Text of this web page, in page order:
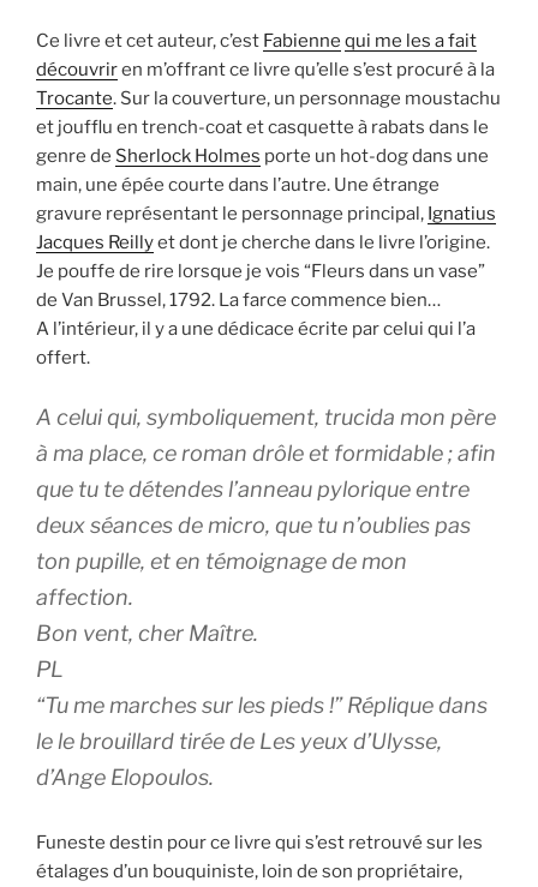
Ce livre et cet auteur, c’est Fabienne qui me les a fait
découvriren m’offrant ce livre qu’elle s’est procuré à la
Trocante. Sur la couverture, un personnage moustachu
et joufflu en trench-coat et casquette à rabats dans le
genre de Sherlock Holmes porte un hot-dog dans une
main, une épée courte dans l’autre. Une étrange
gravure représentant le personnage principal, Ignatius
Jacques Reillyet dont je cherche dans le livre l’origine.
Je pouffe de rire lorsque je vois “Fleurs dans un vase”
de Van Brussel, 1792. La farce commence bien…
A l’intérieur, il y a une dédicace écrite par celui qui l’a
offert.
A celui qui, symboliquement, trucida mon père
à ma place, ce roman drôle et formidable ; afin
que tu te détendes l’anneau pylorique entre
deux séances de micro, que tu n’oublies pas
ton pupille, et en témoignage de mon
affection.
Bon vent, cher Maître.
PL
“Tu me marches sur les pieds !” Réplique dans
le le brouillard tirée de Les yeux d’Ulysse,
d’Ange Elopoulos.
Funeste destin pour ce livre qui s’est retrouvé sur les
étalages d’un bouquiniste, loin de son propriétaire,